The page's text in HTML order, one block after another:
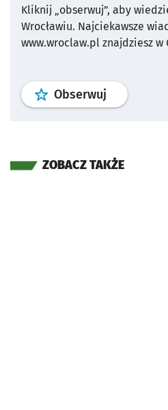
Kliknij „obserwuj”, aby
Wrocławiu. Najciekawsze
www.wroclaw.pl znajdziesz w
Obserwuj profil
ZOBACZ TAKŻE